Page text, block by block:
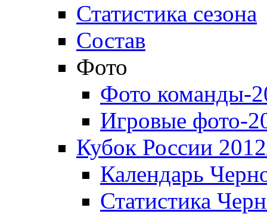
Статистика сезона
Состав
Фото
Фото команды-
Игровые фото-
Кубок России
Календарь
Статистика